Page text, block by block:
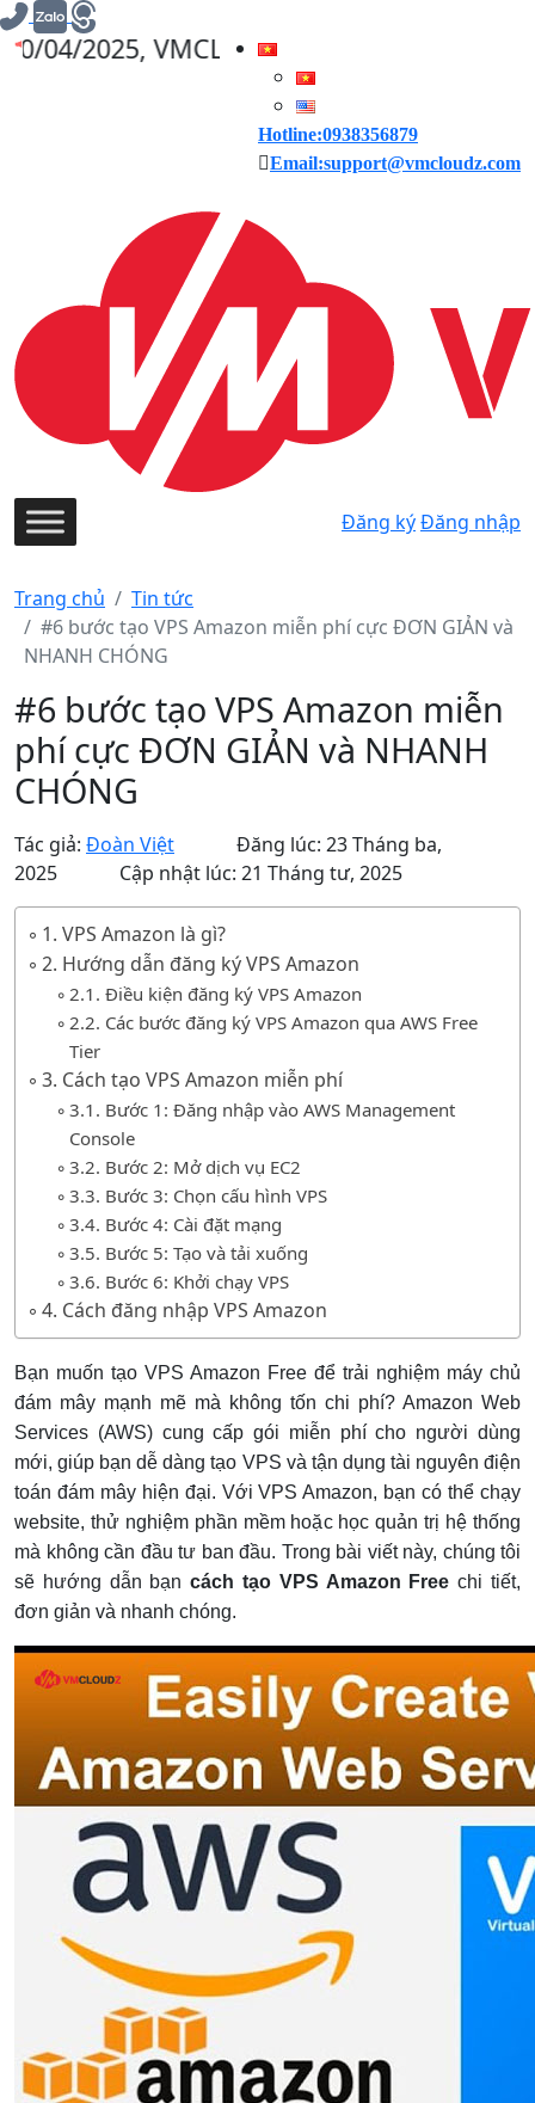
VMCLOUDZ GIẢM GIÁ 30% CHO CÁC
Hotline:0938356879
Email:support@vmcloudz.com
Đăng kýĐăng nhập
Trang chủ
Tin tức
#6 bước tạo VPS Amazon miễn phí cực ĐƠN GIẢN và
NHANH CHÓNG
#6 bước tạo VPS Amazon miễn
phí cực ĐƠN GIẢN và NHANH
CHÓNG
Tác giả: Đoàn Việt
Đăng lúc: 23 Tháng ba,
2025
Cập nhật lúc: 21 Tháng tư, 2025
1. VPS Amazon là gì?
2. Hướng dẫn đăng ký VPS Amazon
2.1. Điều kiện đăng ký VPS Amazon
2.2. Các bước đăng ký VPS Amazon qua AWS Free
Tier
3. Cách tạo VPS Amazon miễn phí
3.1. Bước 1: Đăng nhập vào AWS Management
Console
3.2. Bước 2: Mở dịch vụ EC2
3.3. Bước 3: Chọn cấu hình VPS
3.4. Bước 4: Cài đặt mạng
3.5. Bước 5: Tạo và tải xuống
3.6. Bước 6: Khởi chạy VPS
4. Cách đăng nhập VPS Amazon
Bạn muốn tạo VPS Amazon Free để trải nghiệm máy chủ
đám mây mạnh mẽ mà không tốn chi phí? Amazon Web
Services (AWS) cung cấp gói miễn phí cho người dùng
mới, giúp bạn dễ dàng tạo VPS và tận dụng tài nguyên điện
toán đám mây hiện đại. Với VPS Amazon, bạn có thể chạy
website, thử nghiệm phần mềm hoặc học quản trị hệ thống
mà không cần đầu tư ban đầu. Trong bài viết này, chúng tôi
sẽ hướng dẫn bạncách tạo VPS Amazon Free chi tiết,
đơn giản và nhanh chóng.